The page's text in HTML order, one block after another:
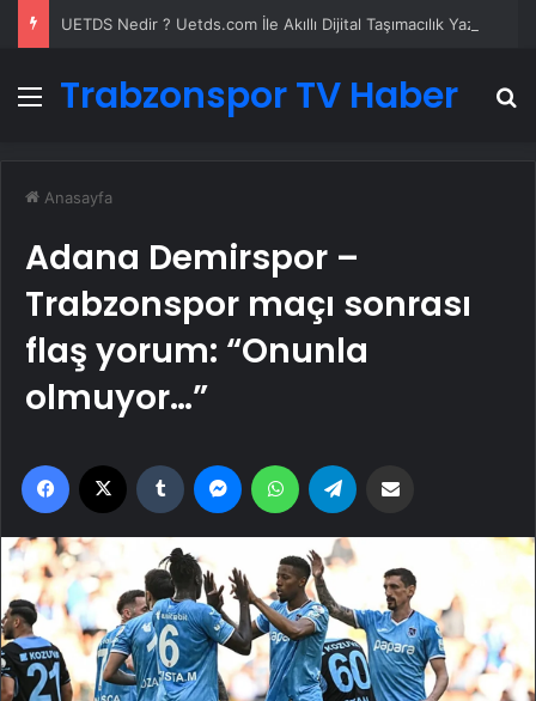
Menü
Trabzonspor TV Haber
Anasayfa
Adana Demirspor –
Trabzonspor maçı sonrası
flaş yorum: “Onunla
olmuyor…”
Facebook Tumblr MessengerWhatsApp